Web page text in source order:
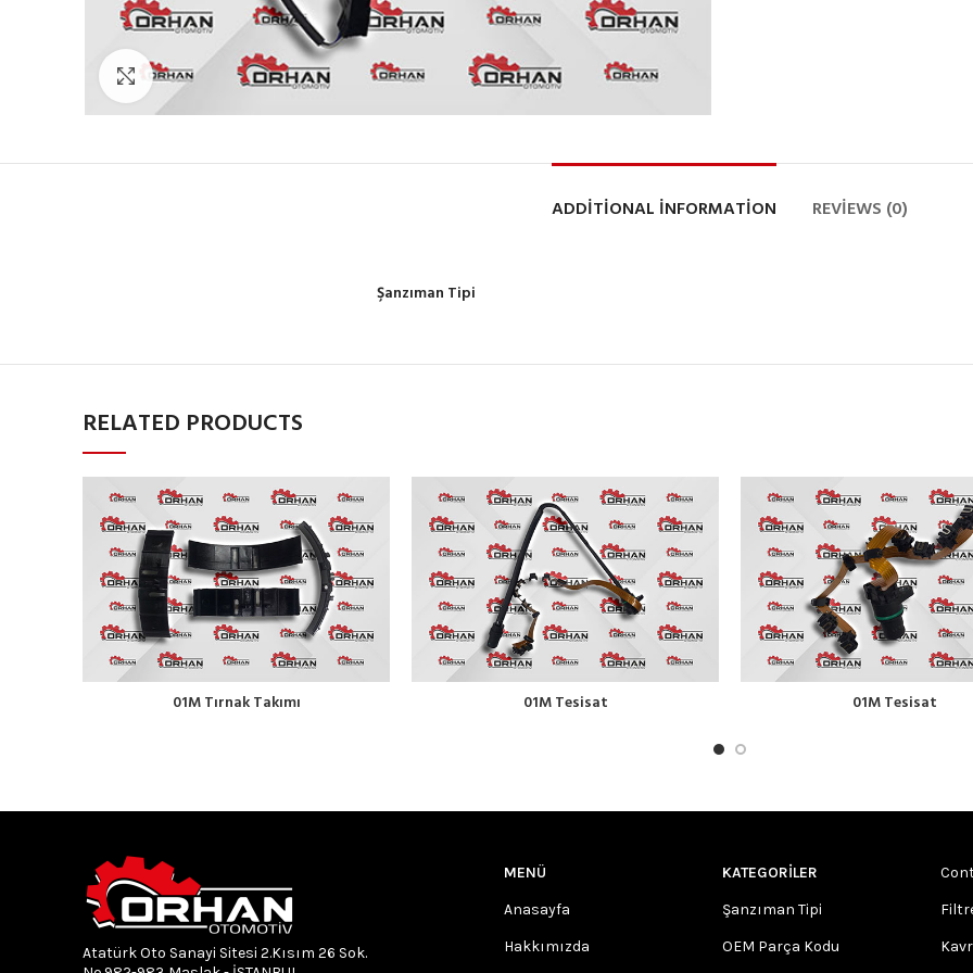
Büyütmek için tıklayın
ADDITIONAL INFORMATION REVIEWS (0)
Şanzıman Tipi
RELATED PRODUCTS
01M Tırnak Takımı 01M Tesisat 01M Tesisat
Atatürk Oto Sanayi Sitesi 2.Kısım 26 Sok.
MENÜ
Anasayfa
Hakkımızda
KATEGORILER
Şanzıman Tipi
OEM Parça Kodu